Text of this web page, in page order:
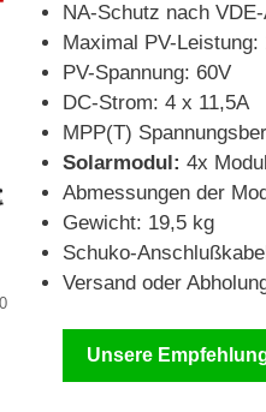
NA-Schutz nach
Maximal PV-Leistung:
PV-Spannung: 60V
DC-Strom: 4 x 11,5A
MPP(T)
Solarmodul: 4x
Abmessungen der
Gewicht: 19,5 kg
Schuko-
Versand oder
Unsere